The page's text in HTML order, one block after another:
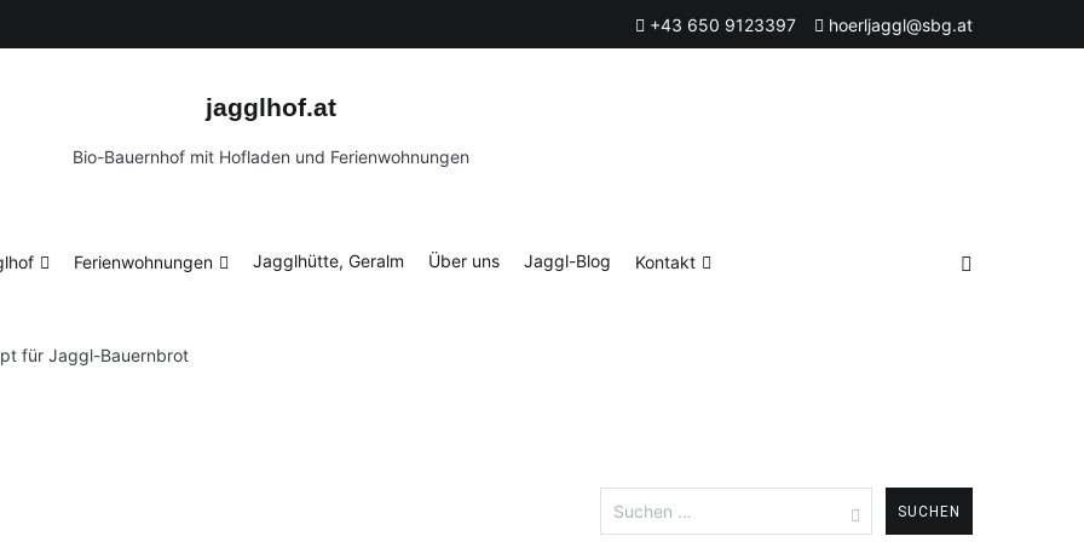
+43 650 9123397 hoerljaggl@sbg.at
jagglhof.at
Bio-Bauernhof mit Hofladen und Ferienwohnungen
Ferienwohnungen Jagglhütte, Geralm Über uns Jaggl-Blog Kontakt
für Jaggl-Bauernbrot
nach: